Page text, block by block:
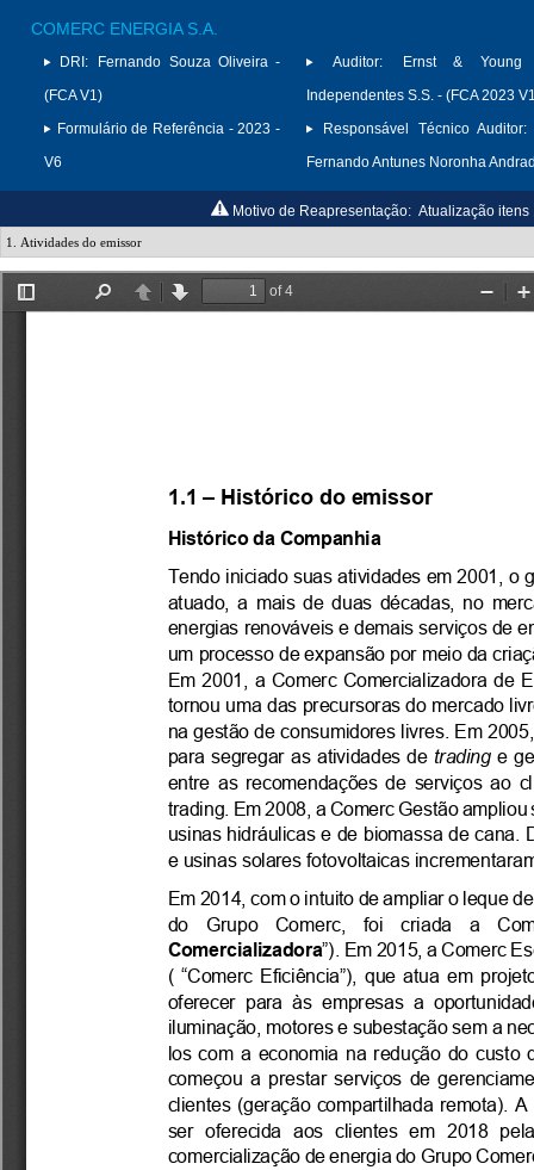
COMERC ENERGIA S.A.
DRI:
Fernando Souza Oliveira -
(FCA V1)
Formulário de Referência - 2023 -
V6
Auditor:
Ernst & Young
Independentes S.S. - (FCA 2023
Responsável Técnico Auditor:
Fernando Antunes Noronha
Motivo de Reapresentação: Atualização itens